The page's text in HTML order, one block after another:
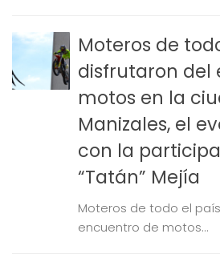
Moteros de
disfrutaron del
motos en la
Manizales, el
con la
“Tatán” Mejía
Moteros de todo el
encuentro de motos...